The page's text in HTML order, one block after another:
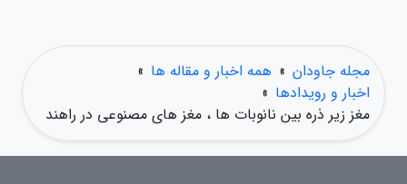
مجله جاودان » همه اخبار و مقاله ها »
اخبار و رویدادها »
مغز زیر ذره بین نانوبات ها ، مغز های مصنوعی در راهند